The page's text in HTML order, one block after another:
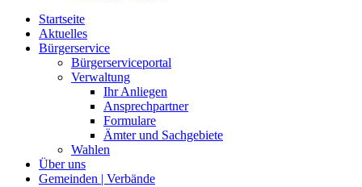
Startseite
Aktuelles
Bürgerservice
Bürgerserviceportal
Verwaltung
Ihr Anliegen
Ansprechpartner
Formulare
Ämter und Sachgebiete
Wahlen
Über uns
Gemeinden | Verbände